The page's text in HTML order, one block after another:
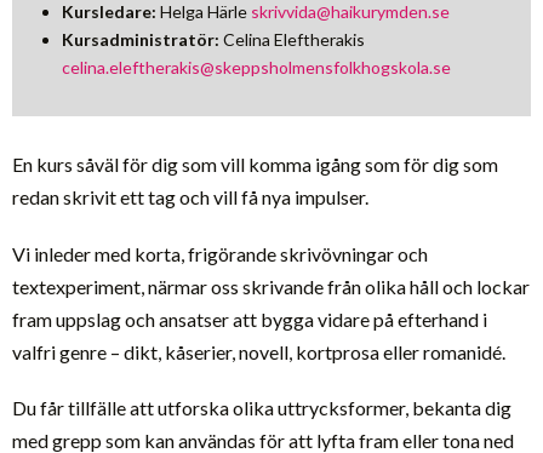
Kursledare: Helga Härle skrivvida@haikurymden.se
Kursadministratör: Celina Eleftherakis
celina.eleftherakis@skeppsholmensfolkhogskola.se
En kurs såväl för dig som vill komma igång som för dig som
redan skrivit ett tag och vill få nya impulser.
Vi inleder med korta, frigörande skrivövningar och
textexperiment, närmar oss skrivande från olika håll och lockar
fram uppslag och ansatser att bygga vidare på efterhand i
valfri genre – dikt, kåserier, novell, kortprosa eller romanidé.
Du får tillfälle att utforska olika uttrycksformer, bekanta dig
med grepp som kan användas för att lyfta fram eller tona ned